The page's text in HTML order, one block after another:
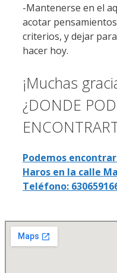
-Mantenerse en el
acotar
criterios, y dejar
hacer hoy.
¡Muchas
¿DONDE
Podemos
Haros en la calle
Teléfono: